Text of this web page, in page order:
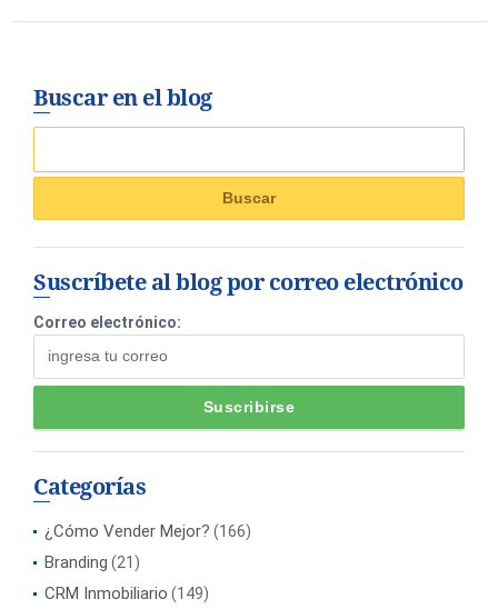
Buscar en el blog
Suscríbete al blog por correo electrónico
Correo electrónico:
Categorías
¿Cómo Vender Mejor? (166)
Branding (21)
CRM Inmobiliario (149)